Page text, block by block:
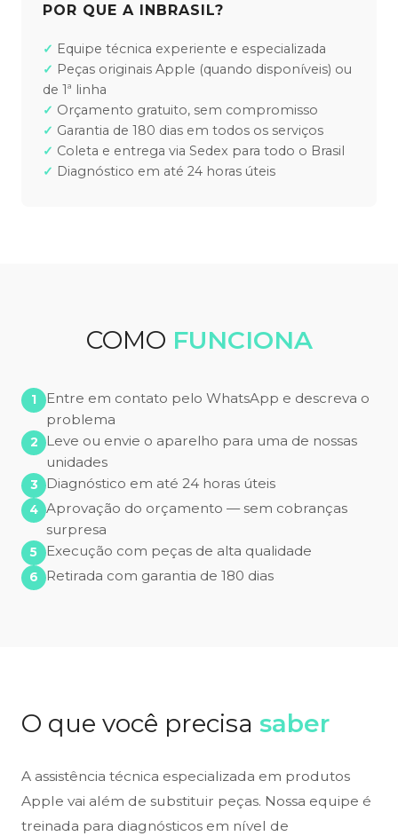
POR QUE A INBRASIL?
Equipe técnica experiente e especializada
Peças originais Apple (quando disponíveis) ou
de 1ª linha
Orçamento gratuito, sem compromisso
Garantia de 180 dias em todos os serviços
Coleta e entrega via Sedex para todo o Brasil
Diagnóstico em até 24 horas úteis
COMO FUNCIONA
Entre em contato pelo WhatsApp e descreva o
problema
Leve ou envie o aparelho para uma de nossas
unidades
Diagnóstico em até 24 horas úteis
Aprovação do orçamento — sem cobranças
surpresa
Execução com peças de alta qualidade
Retirada com garantia de 180 dias
O que você precisa saber
A assistência técnica especializada em produtos
Apple vai além de substituir peças. Nossa equipe é
treinada para diagnósticos em nível de